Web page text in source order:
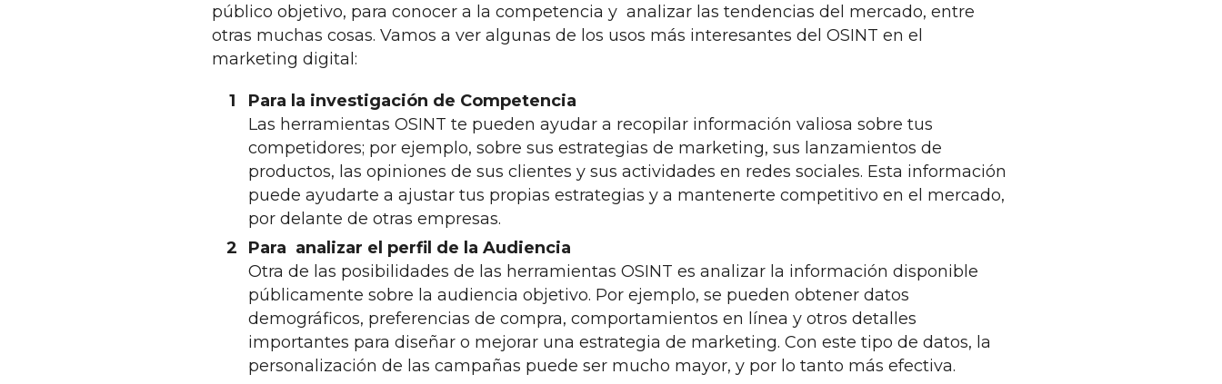
público objetivo, para conocer a la competencia y analizar las tendencias del mercado, entre
otras muchas cosas. Vamos a ver algunas de los usos más interesantes del OSINT en el
marketing digital:
Para la investigación de Competencia
Las herramientas OSINT te pueden ayudar a recopilar información valiosa sobre tus
competidores; por ejemplo, sobre sus estrategias de marketing, sus lanzamientos de
productos, las opiniones de sus clientes y sus actividades en redes sociales. Esta información
puede ayudarte a ajustar tus propias estrategias y a mantenerte competitivo en el mercado,
por delante de otras empresas.
Para analizar el perfil de la Audiencia
Otra de las posibilidades de las herramientas OSINT es analizar la información disponible
públicamente sobre la audiencia objetivo. Por ejemplo, se pueden obtener datos
demográficos, preferencias de compra, comportamientos en línea y otros detalles
importantes para diseñar o mejorar una estrategia de marketing. Con este tipo de datos, la
personalización de las campañas puede ser mucho mayor, y por lo tanto más efectiva.